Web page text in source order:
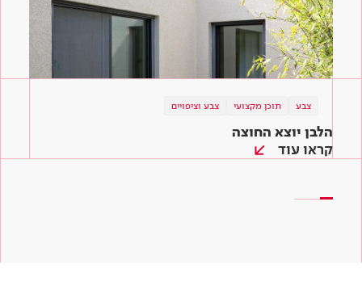
צבע תוכן מקצועי צבע וציפויים
הלבן יוצא החוצה
קראו עוד
צבע צבע וציפויים
הכי חשוב לגוון! מניפת הצבעים לשירותכם
קראו עוד
טיפים והשראה צבע וציפויים
שלבים